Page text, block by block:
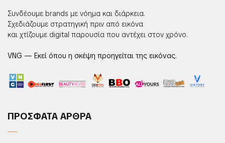
Συνδέουμε brands με νόημα και διάρκεια.
Σχεδιάζουμε στρατηγική πριν από εικόνα
και χτίζουμε digital παρουσία που αντέχει στον χρόνο.
VNG — Εκεί όπου η σκέψη προηγείται της εικόνας.
ΠΡΟΣΦΑΤΑ ΑΡΘΡΑ